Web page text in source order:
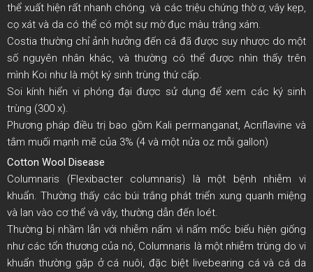
thể xuất hiện rất nhanh chóng. và các triệu chứng thờ ơ, vây kẹp,
cọ xát và da có thể có một sự mờ đục màu trắng xám.
Costia thường chỉ ảnh hưởng đến cá đã được suy nhược do một
số nguyên nhân khác, và thường có thể được nhìn thấy trên
mình Koi như là một ký sinh trùng thứ cấp.
Soi kính hiển vi phóng đại được sử dụng để xem các ký sinh
trùng (300 x).
Phương pháp điều trị bao gồm Kali permanganat, Acriflavine và
tắm muối mạnh mẽ của 3% (4 và một nửa oz mỗi gallon)
Cotton Wool Disease
Columnaris (Flexibacter columnaris) là một bệnh nhiễm vi
khuẩn. Thường thấy các búi trắng phát triển xung quanh miệng
và lan vào cơ thể và vây, thường dẫn đến loét.
Thường bị nhầm lẫn với nhiễm nấm vì nấm mốc biểu hiện giống
như các tổn thương của nó, Columnaris là một nhiễm trùng do vi
khuẩn thường gặp ở cá nuôi, đặc biệt livebearing cá và cá da